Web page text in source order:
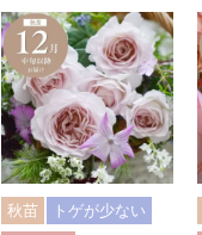
秋苗
トゲが少ない